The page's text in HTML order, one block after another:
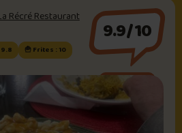
Récré Restaurant
🍟 Frites : 10
9.9/10
Sauce brune